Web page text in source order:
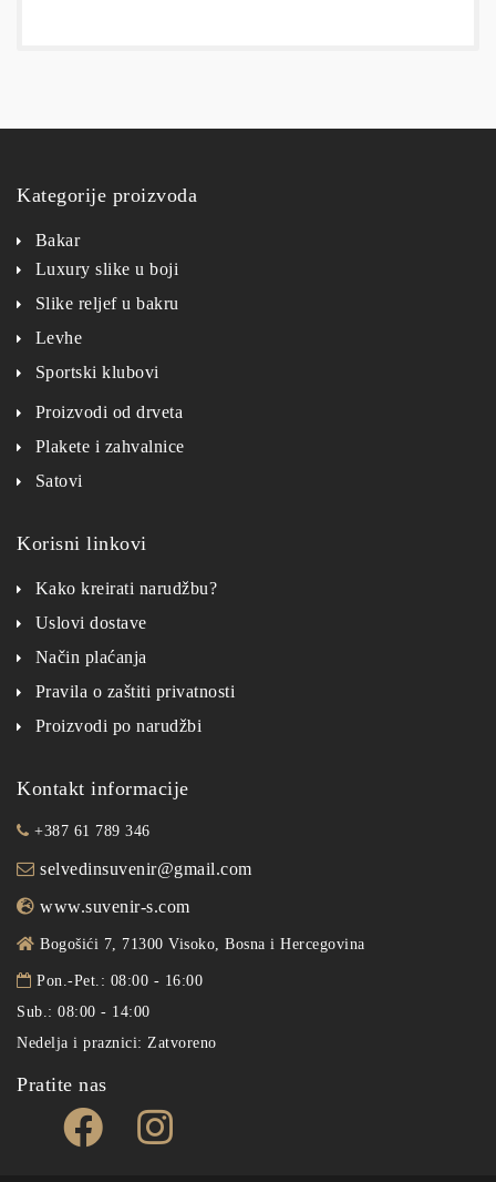
Kategorije proizvoda
Bakar
Luxury slike u boji
Slike reljef u bakru
Levhe
Sportski klubovi
Proizvodi od drveta
Plakete i zahvalnice
Satovi
Korisni linkovi
Kako kreirati narudžbu?
Uslovi dostave
Način plaćanja
Pravila o zaštiti privatnosti
Proizvodi po narudžbi
Kontakt informacije
+387 61 789 346
selvedinsuvenir@gmail.com
www.suvenir-s.com
Bogošići 7, 71300 Visoko, Bosna i Hercegovina
Pon.-Pet.: 08:00 - 16:00
Sub.: 08:00 - 14:00
Nedelja i praznici: Zatvoreno
Pratite nas